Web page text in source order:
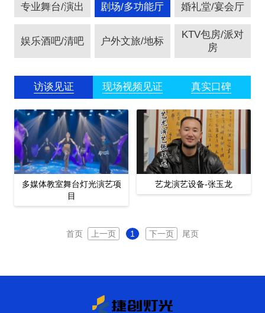
专业舞台/演出 剧场/多功能厅 婚礼堂/宴会厅
娱乐酒吧/清吧 户外文旅/地标
KTV包房/派对
房
访谈见证 现场视频见证 真实口碑
多媒体教室舞台灯光演艺项
目
艺龙演艺设备-张玉龙
首页 上一页 1 下一页 尾页